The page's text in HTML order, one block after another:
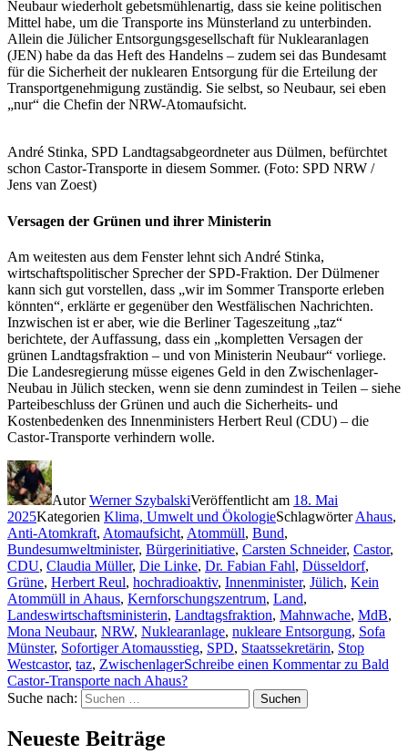
Neubaur wiederholt gebetsmühlenartig, dass sie keine politischen
Mittel habe, um die Transporte ins Münsterland zu unterbinden.
Allein die Jülicher Entsorgungsgesellschaft für Nuklearanlagen
(JEN) habe da das Heft des Handelns – zudem sei das Bundesamt
für die Sicherheit der nuklearen Entsorgung für die Erteilung der
Transportgenehmigung zuständig. Sie selbst, so Neubaur, sei eben
„nur“ die Chefin der NRW-Atomaufsicht.
André Stinka, SPD Landtagsabgeordneter aus Dülmen, befürchtet
schon Castor-Transporte in diesem Sommer. (Foto: SPD NRW /
Jens van Zoest)
Versagen der Grünen und ihrer Ministerin
Am weitesten aus dem Fenster lehnt sich André Stinka,
wirtschaftspolitischer Sprecher der SPD-Fraktion. Der Dülmener
kann sich gut vorstellen, dass „wir im Sommer Transporte erleben
könnten“, erklärte er gegenüber den Westfälischen Nachrichten.
Inzwischen ist er aber, wie die Berliner Tageszeitung „taz“
berichtete, der Auffassung, dass ein „kompletten Versagen der
grünen Landtagsfraktion – und von Ministerin Neubaur“ vorliege.
Die Landesregierung müsse eigenes Geld in den Zwischenlager-
Neubau in Jülich stecken, wenn sie denn zumindest in Teilen – siehe
Parteibeschluss der Grünen und auch die Sicherheits- und
Kostenbedenken des Innenministers Herbert Reul (CDU) – die
Castor-Transporte verhindern wolle.
AutorWerner SzybalskiVeröffentlicht am 18. Mai
2025Kategorien Klima, Umwelt und ÖkologieSchlagwörterAhaus,
Anti-Atomkraft, Atomaufsicht, Atommüll, Bund,
Bundesumweltminister, Bürgerinitiative, Carsten Schneider, Castor,
CDU, Claudia Müller, Die Linke, Dr. Fabian Fahl, Düsseldorf,
Grüne, Herbert Reul, hochradioaktiv, Innenminister, Jülich, Kein
Atommüll in Ahaus, Kernforschungszentrum, Land,
Landeswirtschaftsministerin, Landtagsfraktion, Mahnwache, MdB,
Mona Neubaur, NRW, Nuklearanlage, nukleare Entsorgung, Sofa
Münster, Sofortiger Atomausstieg, SPD, Staatssekretärin, Stop
Westcastor, taz, ZwischenlagerSchreibe einen Kommentarzu Bald
Castor-Transporte nach Ahaus?
Suche nach:
Suchen
Neueste Beiträge